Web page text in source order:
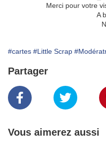
Merci pour votre
A
#cartes #Little Scrap
Partager
Vous aimerez aussi